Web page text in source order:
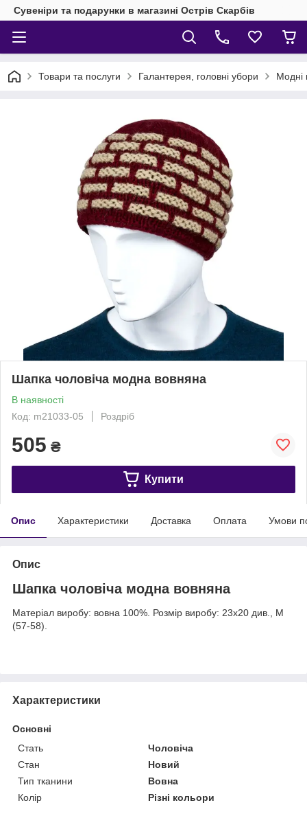
Сувеніри та подарунки в магазині Острів Скарбів
Товари та послуги Галантерея, головні убори Модні
Шапка чоловіча модна вовняна
В наявності
Код: m21033-05
Роздріб
505 ₴
Купити
Опис Характеристики Доставка Оплата Умови
Опис
Шапка чоловіча модна вовняна
Матеріал виробу: вовна 100%. Розмір виробу: 23х20 див., М
(57-58).
Характеристики
Основні
Стать
Чоловіча
Стан
Новий
Тип тканини
Вовна
Колір
Різні кольори